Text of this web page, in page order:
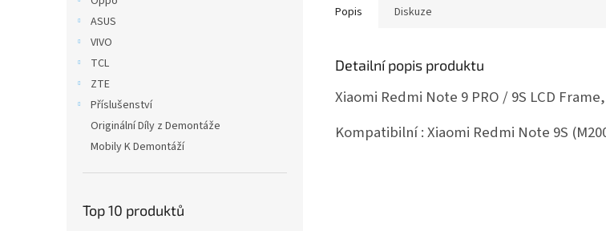
ASUS
VIVO
TCL
ZTE
Příslušenství
Originální Díly z Demontáže
Mobily K Demontáží
Top 10 produktů
Popis Diskuze
Detailní popis produktu
Xiaomi Redmi Note 9 PRO / 9S LCD
Kompatibilní : Xiaomi Redmi Note 9S